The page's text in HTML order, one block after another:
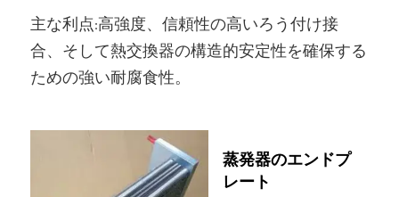
主な利点:高強度、信頼性の高いろう付け接
合、そして熱交換器の構造的安定性を確保する
ための強い耐腐食性。
蒸発器のエンドプ
レート